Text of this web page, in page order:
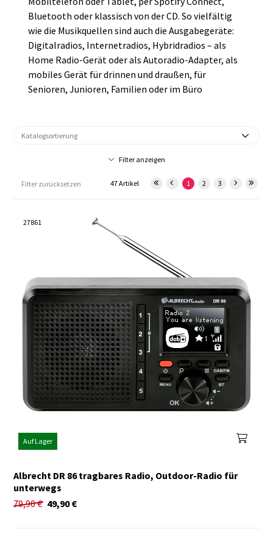
Bluetooth oder klassisch von der CD. So vielfältig
wie die Musikquellen sind auch die Ausgabegeräte:
Digitalradios, Internetradios, Hybridradios – als
Home Radio-Gerät oder als Autoradio-Adapter, als
mobiles Gerät für drinnen und draußen, für
Senioren, Junioren, Familien oder im Büro
Filter anzeigen
Filter zurücksetzen 1 2 3
47 Artikel
27861
Auf Lager
Albrecht DR 86 tragbares Radio, Outdoor-Radio für
unterwegs
79,90€ €
49,90